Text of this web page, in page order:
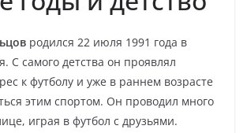
родился 22 июля 1991 года в
С самого детства он проявлял
к футболу и уже в раннем возрасте
этим спортом. Он проводил много
играя в футбол с друзьями.